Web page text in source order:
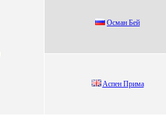
Оcмaн Бей
Acпeн Пpима